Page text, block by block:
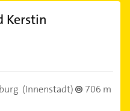
Kerstin
(Innenstadt)
706 m